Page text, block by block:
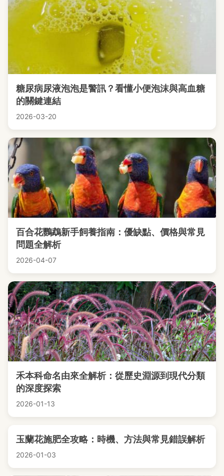
糖尿病尿液泡泡是警訊？看懂小便泡沫與高血糖
的關鍵連結
2026-03-20
百合花鸚鵡新手飼養指南：優缺點、價格與常見
問題全解析
2026-04-07
禾本科命名由來全解析：從歷史淵源到現代分類
的深度探索
2026-01-13
玉蘭花施肥全攻略：時機、方法與常見錯誤解析
2026-01-03